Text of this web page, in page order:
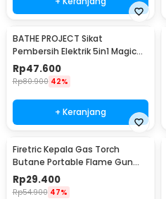
BATHE PROJECT Sikat
Pembersih Elektrik 5in1 Magic
Brush Rechargeable - WQ8110
Rp47.600
Rp80.900 42%
+ Keranjang
Firetric Kepala Gas Torch
Butane Portable Flame Gun
Adjustable - 807
Rp29.400
Rp54.900 47%